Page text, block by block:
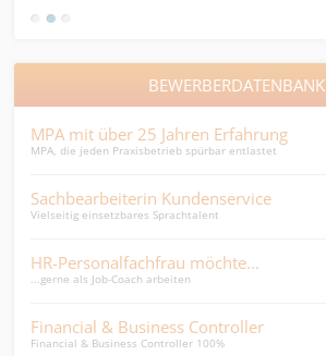
BEWERBERDATENBANK
MPA mit über 25 Jahren Erfahrung
MPA, die jeden Praxisbetrieb spürbar entlastet
Sachbearbeiterin Kundenservice
Vielseitig einsetzbares Sprachtalent
HR-Personalfachfrau möchte...
...gerne als Job-Coach arbeiten
Financial & Business Controller
Financial & Business Controller 100%